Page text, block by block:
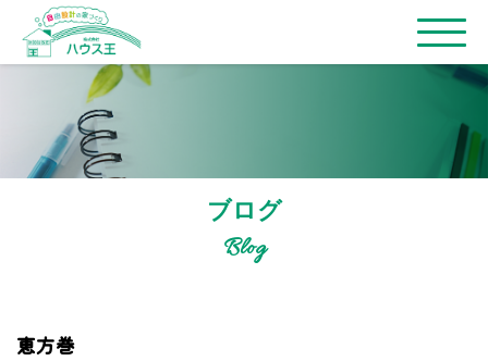
ブログ
Blog
恵方巻